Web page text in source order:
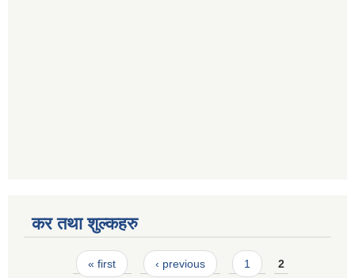
कर तथा शुल्कहरु
Pages« first ‹ previous 1 2